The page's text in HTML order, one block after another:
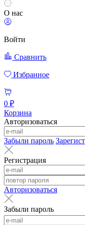
О нас
Войти
Сравнить
Избранное
0 ₽
Корзина
Авторизоваться
Забыли пароль
Регистрация
Авторизоваться
Забыли пароль